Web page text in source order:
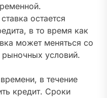
остается
в то время как
может меняться со
условий.
в течение
кредит. Сроки